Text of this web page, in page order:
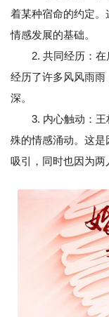
着某种宿命的约定
情感发展的基础。
2. 共同经历：在
经历了许多风风雨
深。
3. 内心触动：王
殊的情感涌动。这
吸引，同时也因为两